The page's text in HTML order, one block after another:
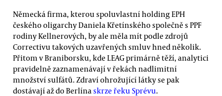
Německá firma, kterou spoluvlastní holding EPH
českého oligarchy Daniela Křetínského společně s PPF
rodiny Kellnerových, by ale měla mít podle zdrojů
Correctivu takových uzavřených smluv hned několik.
Přitom v Braniborsku, kde LEAG primárně těží, analytici
pravidelně zaznamenávají v řekách nadlimitní
množství sulfátů. Zdraví ohrožující látky se pak
dostávají až do Berlína skrze řeku Sprévu.